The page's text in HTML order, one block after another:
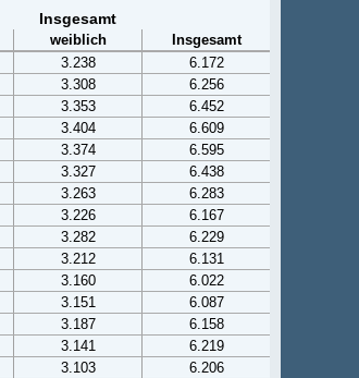
Insgesamt
weiblich
Insgesamt
3.238
6.172
3.308
6.256
3.353
6.452
3.404
6.609
3.374
6.595
3.327
6.438
3.263
6.283
3.226
6.167
3.282
6.229
3.212
6.131
3.160
6.022
3.151
6.087
3.187
6.158
3.141
6.219
3.103
6.206